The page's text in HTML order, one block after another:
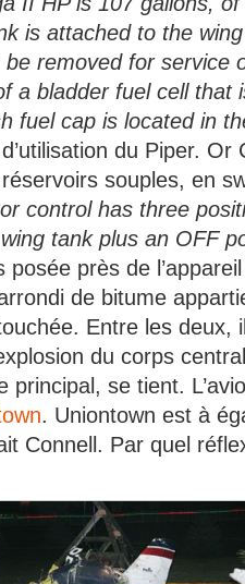
is attached to the
removed for service
a bladder fuel cell that
fuel cap is located in
du Piper. Or
souples, en
control has three
tank plus an OFF
posée près de
de bitume
Entre les deux,
du corps
principal, se tient.
. Uniontown est à
Connell. Par quel